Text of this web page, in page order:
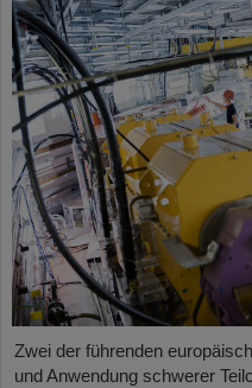
Zwei der führenden
und Anwendung schwerer